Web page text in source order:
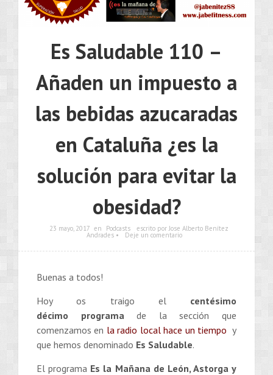
Es Saludable 110 –
Añaden un impuesto a
las bebidas azucaradas
en Cataluña ¿es la
solución para evitar la
obesidad?
23 mayo, 2017 en Podcasts escrito por Jose Alberto Benítez
Andrades • Deje un comentario
Buenas a todos!
Hoy os traigo el centésimo
décimo programade la sección que
comenzamos en la radio local hace un tiempo y
que hemos denominado Es Saludable.
El programa Es la Mañana de León, Astorga y